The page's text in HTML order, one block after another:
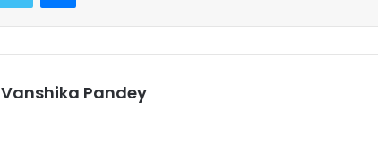
Vanshika Pandey